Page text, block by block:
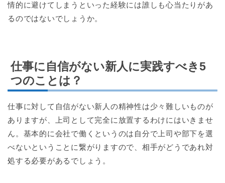
情的に避けてしまうといった経験には誰しも心当たりがあ
るのではないでしょうか。
仕事に自信がない新人に実践すべき5
つのことは？
仕事に対して自信がない新人の精神性は少々難しいものが
ありますが、上司として完全に放置するわけにはいきませ
ん。基本的に会社で働くというのは自分で上司や部下を選
べないということに繋がりますので、相手がどうであれ対
処する必要があるでしょう。